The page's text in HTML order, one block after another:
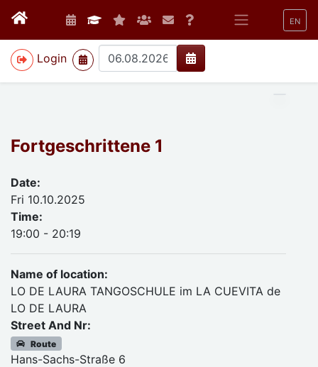
EN
Login
>
Fortgeschrittene 1
Date:
Fri 10.10.2025
Time:
19:00 - 20:19
Name of location:
LO DE LAURA TANGOSCHULE im LA CUEVITA de
LO DE LAURA
Street And Nr:
Route
Hans-Sachs-Straße 6